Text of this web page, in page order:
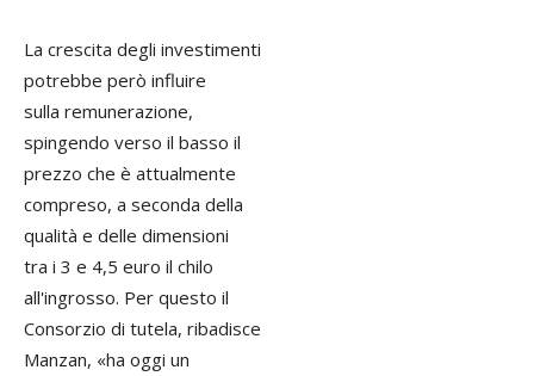
La crescita degli investimenti
potrebbe però influire
sulla remunerazione,
spingendo verso il basso il
prezzo che è attualmente
compreso, a seconda della
qualità e delle dimensioni
tra i 3 e 4,5 euro il chilo
all'ingrosso. Per questo il
Consorzio di tutela, ribadisce
Manzan, «ha oggi un